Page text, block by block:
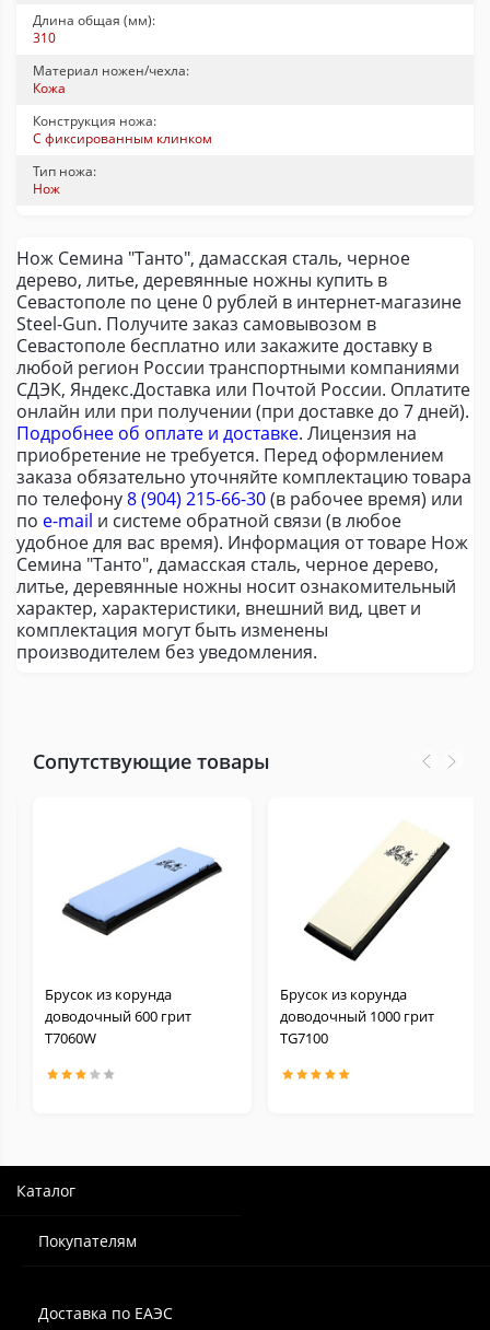
Длина общая (мм):
310
Материал ножен/чехла:
Кожа
Конструкция ножа:
С фиксированным клинком
Тип ножа:
Нож
Нож Семина "Танто", дамасская сталь, черное
дерево, литье, деревянные ножны купить в
Севастополе по цене 0 рублей в интернет-магазине
Steel-Gun. Получите заказ самовывозом в
Севастополе бесплатно или закажите доставку в
любой регион России транспортными компаниями
СДЭК, Яндекс.Доставка или Почтой России. Оплатите
онлайн или при получении (при доставке до 7 дней).
Подробнее об оплате и доставке. Лицензия на
приобретение не требуется. Перед оформлением
заказа обязательно уточняйте комплектацию товара
по телефону8 (904) 215-66-30(в рабочее время) или
по e-mail и системе обратной связи (в любое
удобное для вас время). Информация от товаре Нож
Семина "Танто", дамасская сталь, черное дерево,
литье, деревянные ножны носит ознакомительный
характер, характеристики, внешний вид, цвет и
комплектация могут быть изменены
производителем без уведомления.
Сопутствующие товары
Брусок из корунда
доводочный 600 грит
Т7060W
Брусок из корунда
доводочный 1000 грит
TG7100
Каталог
Покупателям
Доставка по ЕАЭС